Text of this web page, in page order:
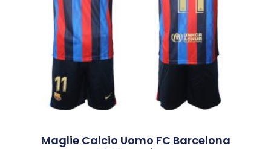
Maglie Calcio Uomo FC Barcelona